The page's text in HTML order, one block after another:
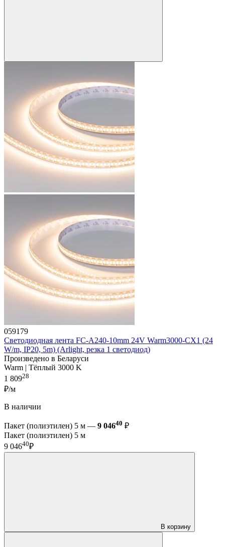
059179
Светодиодная лента FC-A240-10mm 24V Warm3000-CX1 (24
W/m, IP20, 5m) (Arlight, резка 1 светодиод)
Произведено в Беларуси
Warm | Тёплый 3000 K
1 80928
₽/м
В наличии
Пакет (полиэтилен) 5 м — 9 04640 ₽
Пакет (полиэтилен) 5 м
9 04640₽
В корзину